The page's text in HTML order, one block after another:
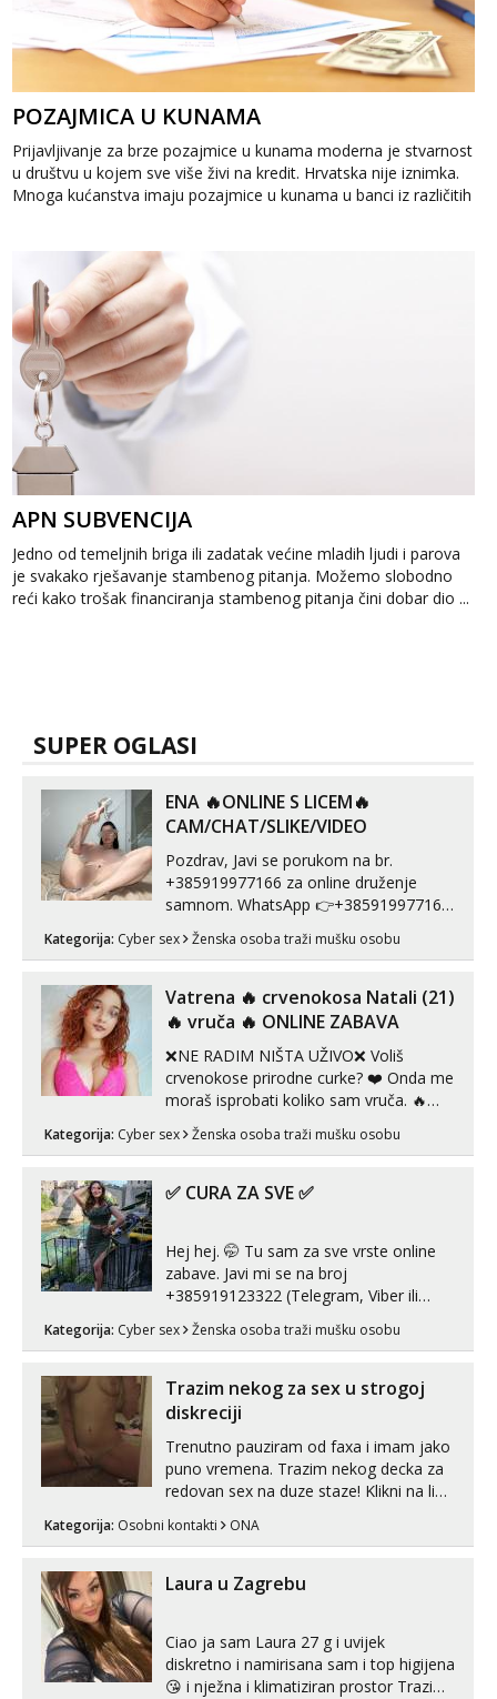
POZAJMICA U KUNAMA
Prijavljivanje za brze pozajmice u kunama moderna je stvarnost
u društvu u kojem sve više živi na kredit. Hrvatska nije iznimka.
Mnoga kućanstva imaju pozajmice u kunama u banci iz različitih
APN SUBVENCIJA
Jedno od temeljnih briga ili zadatak većine mladih ljudi i parova
je svakako rješavanje stambenog pitanja. Možemo slobodno
reći kako trošak financiranja stambenog pitanja čini dobar dio ...
SUPER OGLASI
ENA 🔥ONLINE S LICEM🔥
CAM/CHAT/SLIKE/VIDEO
Pozdrav, Javi se porukom na br.
+385919977166 za online druženje
samnom. WhatsApp 👉+385919977166
Telegram 👉@enafriedrichkis Radim
videopozive s licem, solo i s partnerom,
kombinacije halteri, haljine, štikle,
samostojeće itd. Nudim svakakva videa
Kategorija: Cyber sex Ženska osoba traži mušku osobu
Vatrena ‎️‍🔥 crvenokosa Natali (21)
‎️‍🔥 vruča‎ ️‍🔥 ONLINE ZABAVA
❌NE RADIM NIŠTA UŽIVO❌ Voliš
crvenokose prirodne curke? ❤️ Onda me
moraš isprobati koliko sam vruča.‎ ️‍🔥
MLADA vražica koja ima 100%
prorodne grudi, 💦 Misli su mi uvijek
U mojoj raznolikoj ponudi možeš
Kategorija: Cyber sex Ženska osoba traži mušku osobu
✅ CURA ZA SVE ✅
Hej hej. 🤭 Tu sam za sve vrste online
zabave. Javi mi se na broj
+385919123322 (Telegram, Viber ili
Whatsapp). 🤙 NE javljaj se na uzivo.
Hvala.
Kategorija: Cyber sex Ženska osoba traži mušku osobu
Trazim nekog za sex u strogoj
diskreciji
Trenutno pauziram od faxa i imam jako
puno vremena. Trazim nekog decka za
redovan sex na duze staze! Klikni na link
Kategorija: Osobni kontakti ONA
Laura u Zagrebu
Ciao ja sam Laura 27 g i uvijek
diskretno i namirisana sam i top higijena
😘 i nježna i klimatiziran prostor Trazim